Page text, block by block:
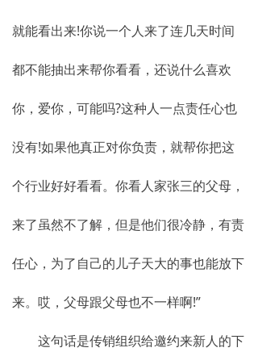
就能看出来!你说一个人来了连几天时间
都不能抽出来帮你看看，还说什么喜欢
你，爱你，可能吗?这种人一点责任心也
没有!如果他真正对你负责，就帮你把这
个行业好好看看。你看人家张三的父母，
来了虽然不了解，但是他们很冷静，有责
任心，为了自己的儿子天大的事也能放下
来。哎，父母跟父母也不一样啊!”
这句话是传销组织给邀约来新人的下